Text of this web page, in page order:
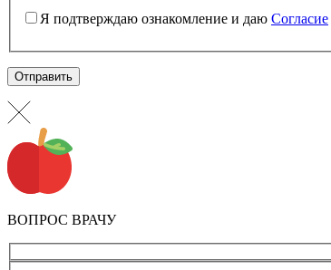
Я подтверждаю ознакомление и даю Согласие
ВОПРОС ВРАЧУ